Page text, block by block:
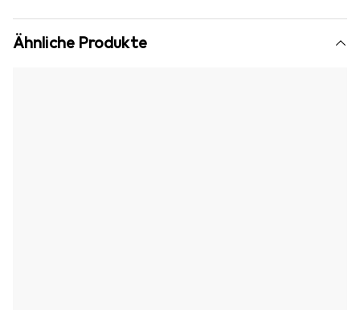
Ähnliche Produkte